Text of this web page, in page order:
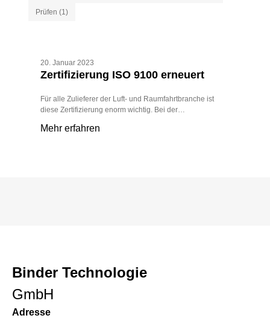
Prüfen (1)
20. Januar 2023
Zertifizierung ISO 9100 erneuert
Für alle Zulieferer der Luft- und Raumfahrtbranche ist
diese Zertifizierung enorm wichtig. Bei der…
Mehr erfahren
Binder Technologie
GmbH
Adresse